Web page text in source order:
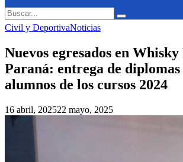
Search
for:
Search
Civil y DeportivaNoticias
Nuevos egresados en
Paraná: entrega de diplomas
alumnos de los cursos 2024
16 abril, 202522 mayo, 2025